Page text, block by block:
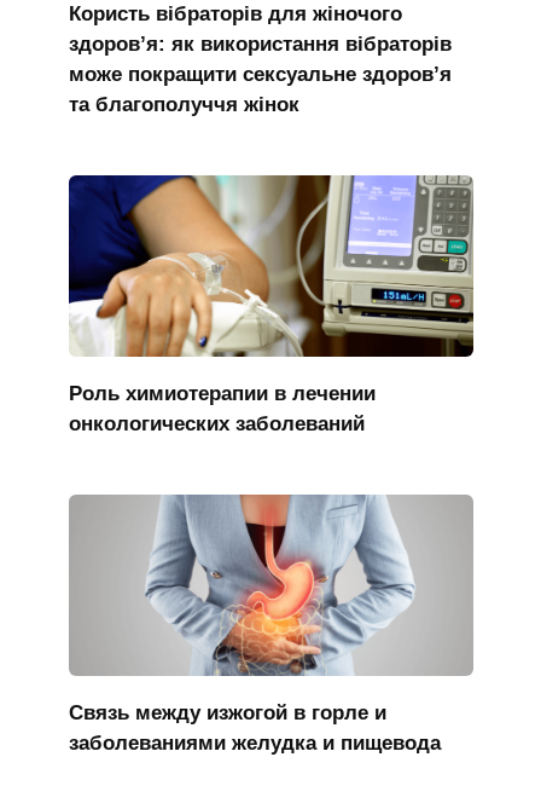
Користь вібраторів для жіночого
здоров’я: як використання вібраторів
може покращити сексуальне здоров’я
та благополуччя жінок
Роль химиотерапии в лечении
онкологических заболеваний
Связь между изжогой в горле и
заболеваниями желудка и пищевода